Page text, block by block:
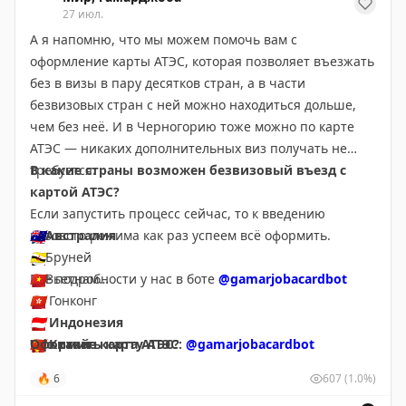
Смотрим промокод и бронируем по ссылке:
https://yandex.tpo.mx/pZw7bJXD
27 июл.
А я напомню, что мы можем помочь вам с
оформление карты АТЭС, которая позволяет въезжать
без в визы в пару десятков стран, а в части
безвизовых стран с ней можно находиться дольше,
чем без неё. И в Черногорию тоже можно по карте
АТЭС — никаких дополнительных виз получать не
требуется.
Если запустить процесс сейчас, то к введению
визового режима как раз успеем всё оформить.
Все подробности у нас в боте @gamarjobacardbot
Что такое карта АТЭС?
Карта для деловых поездок АТЭС — это визовый
В какие страны возможен безвизовый въезд с
картой АТЭС?
🇦🇺Австралия
🇧🇳Бруней
🇻🇳Вьетнам
🇭🇰Гонконг
🇮🇩 Индонезия
🇨🇳Китай
🇲🇽Мексика
Оформить карту АТЭС: @gamarjobacardbot
🔥 6 607(1.0%)